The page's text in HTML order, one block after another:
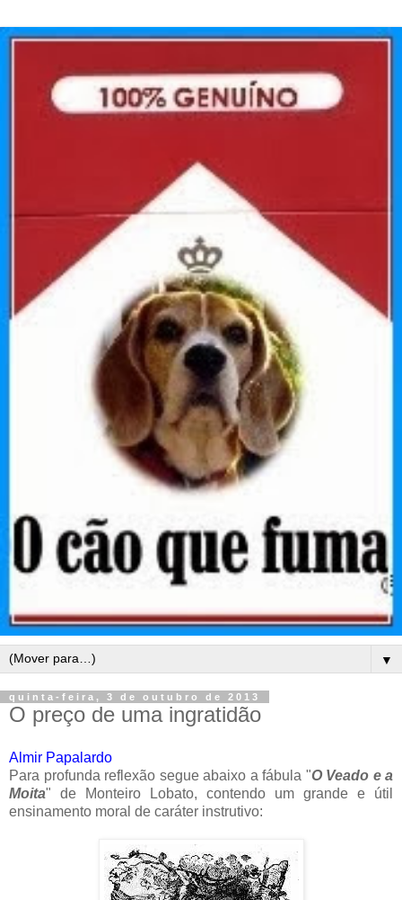
▼
quinta-feira, 3 de outubro de 2013
O preço de uma ingratidão
Almir Papalardo
Para profunda reflexão segue abaixo a fábula "O Veado e a
Moita" de Monteiro Lobato, contendo um grande e útil
ensinamento moral de caráter instrutivo: